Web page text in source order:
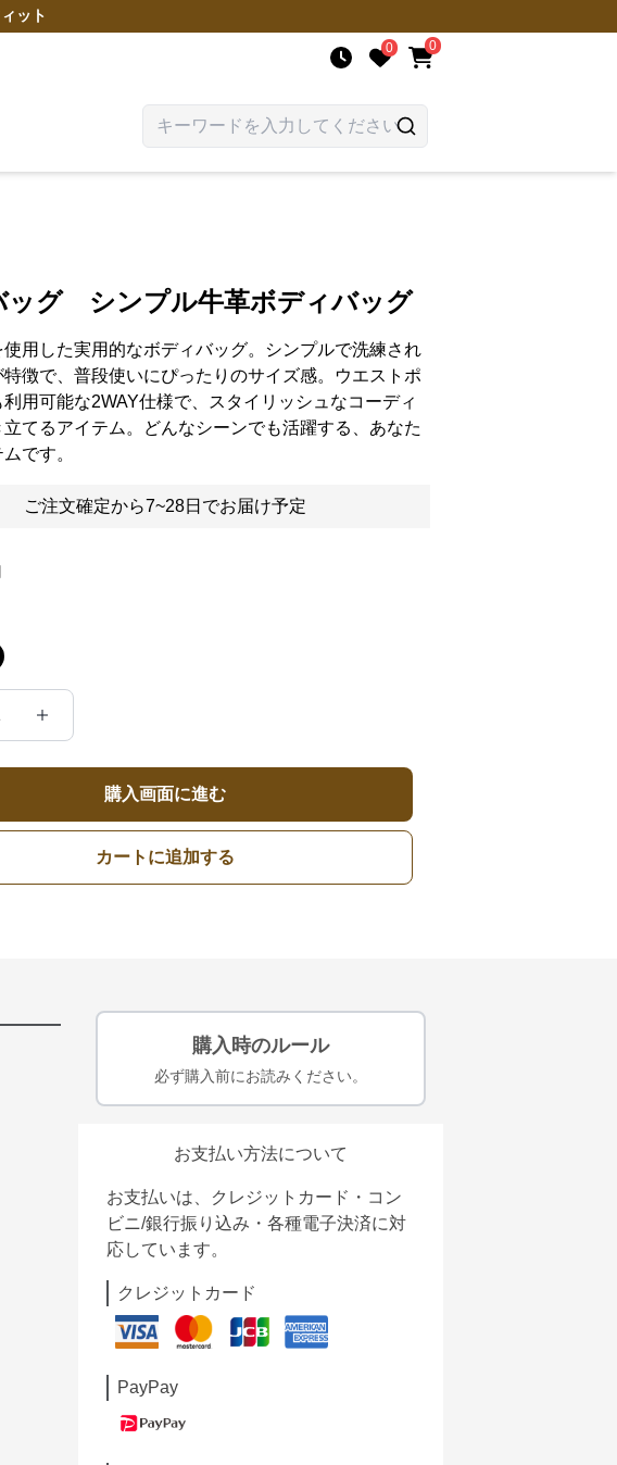
ット
0 0
ッグ シンプル牛革ボディバッグ
使用した実用的なボディバッグ。シンプルで洗練され
徴で、普段使いにぴったりのサイズ感。ウエストポ
用可能な2WAY仕様で、スタイリッシュなコーディ
てるアイテム。どんなシーンでも活躍する、あなた
です。
ご注文確定から7~28日でお届け予定
購入画面に進む
カートに追加する
購入時のルール
必ず購入前にお読みください。
お支払い方法について
お支払いは、クレジットカード・コン
ビニ/銀行振り込み・各種電子決済に対
応しています。
クレジットカード
PayPay